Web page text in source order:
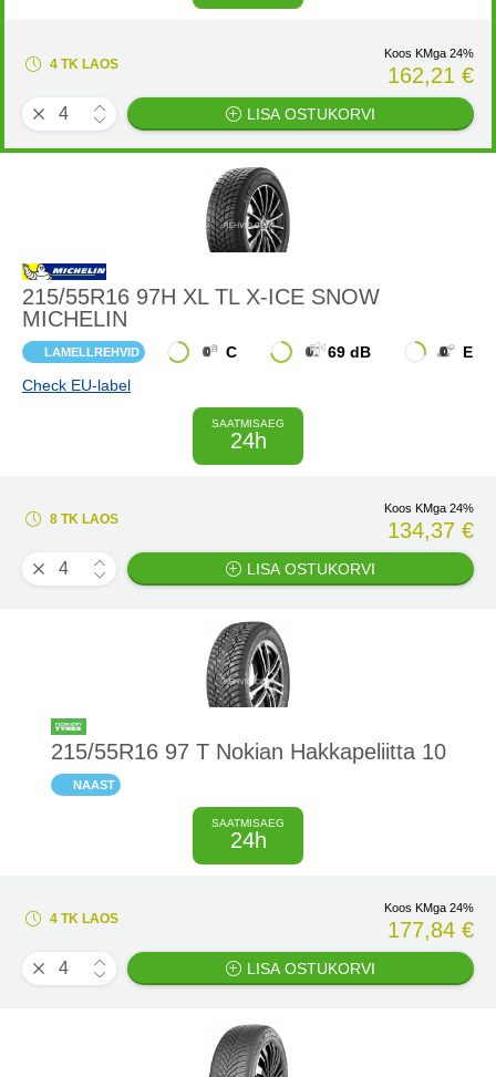
4 TK LAOS
Koos KMga 24%
162,21 €
LISA OSTUKORVI
215/55R16 97H XL TL X-ICE SNOW
MICHELIN
LAMELLREHVID C 69 dB
E
Check EU-label
SAATMISAEG
24h
8 TK LAOS
Koos KMga 24%
134,37 €
LISA OSTUKORVI
215/55R16 97 T Nokian Hakkapeliitta 10
NAAST
SAATMISAEG
24h
4 TK LAOS
Koos KMga 24%
177,84 €
LISA OSTUKORVI